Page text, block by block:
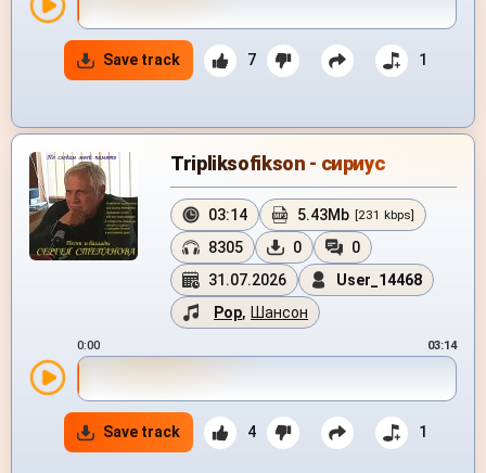
Save track 7 1
Tripliksofikson - сириус
03:14 5.43Mb [231 kbps]
8305 0
0
31.07.2026
User_14468
Pop, Шансон
0:00 03:14
Save track 4 1